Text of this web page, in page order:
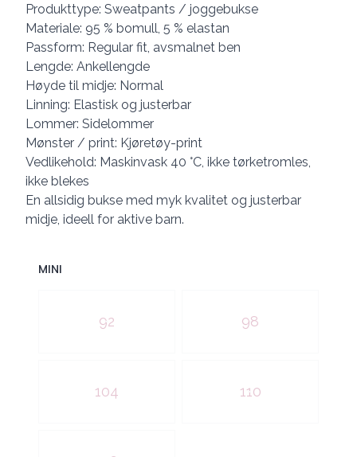
Produkttype: Sweatpants / joggebukse
Materiale: 95 % bomull, 5 % elastan
Passform: Regular fit, avsmalnet ben
Lengde: Ankellengde
Høyde til midje: Normal
Linning: Elastisk og justerbar
Lommer: Sidelommer
Mønster / print: Kjøretøy-print
Vedlikehold: Maskinvask 40 °C, ikke tørketromles,
ikke blekes
En allsidig bukse med myk kvalitet og justerbar
midje, ideell for aktive barn.
MINI
92 98
104 110